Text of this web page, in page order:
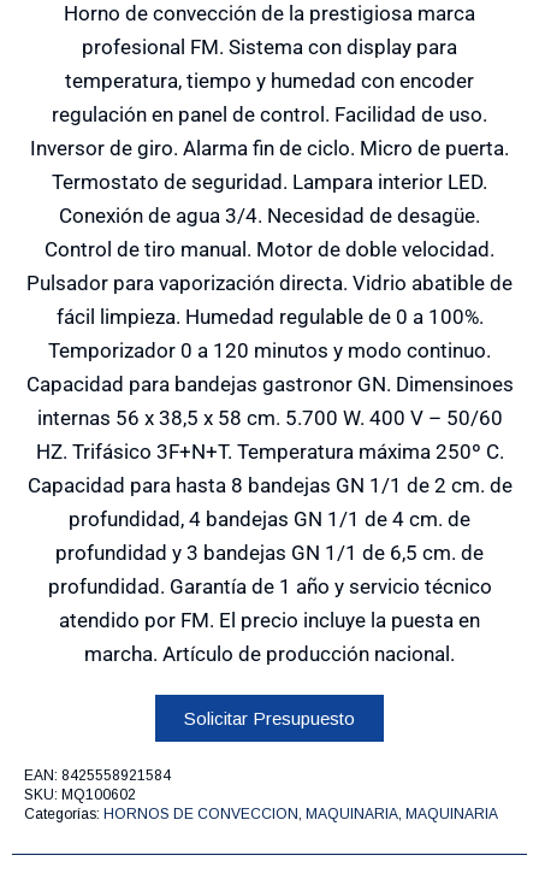
Horno de convección de la prestigiosa marca
profesional FM. Sistema con display para
temperatura, tiempo y humedad con encoder
regulación en panel de control. Facilidad de uso.
Inversor de giro. Alarma fin de ciclo. Micro de puerta.
Termostato de seguridad. Lampara interior LED.
Conexión de agua 3/4. Necesidad de desagüe.
Control de tiro manual. Motor de doble velocidad.
Pulsador para vaporización directa. Vidrio abatible de
fácil limpieza. Humedad regulable de 0 a 100%.
Temporizador 0 a 120 minutos y modo continuo.
Capacidad para bandejas gastronor GN. Dimensinoes
internas 56 x 38,5 x 58 cm. 5.700 W. 400 V – 50/60
HZ. Trifásico 3F+N+T. Temperatura máxima 250º C.
Capacidad para hasta 8 bandejas GN 1/1 de 2 cm. de
profundidad, 4 bandejas GN 1/1 de 4 cm. de
profundidad y 3 bandejas GN 1/1 de 6,5 cm. de
profundidad. Garantía de 1 año y servicio técnico
atendido por FM. El precio incluye la puesta en
marcha. Artículo de producción nacional.
Solicitar Presupuesto
EAN: 8425558921584
SKU: MQ100602
Categorías: HORNOS DE CONVECCION, MAQUINARIA, MAQUINARIA